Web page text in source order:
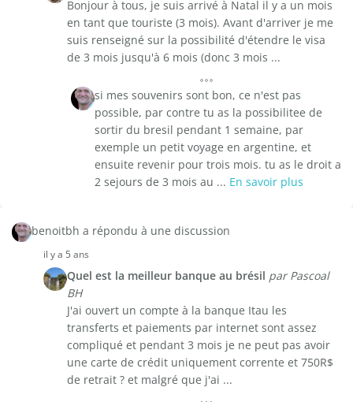
Bonjour à tous, je suis arrivé à Natal il y a un mois
en tant que touriste (3 mois). Avant d'arriver je me
suis renseigné sur la possibilité d'étendre le visa
de 3 mois jusqu'à 6 mois (donc 3 mois ...
si mes souvenirs sont bon, ce n'est pas
possible, par contre tu as la possibilitee de
sortir du bresil pendant 1 semaine, par
exemple un petit voyage en argentine, et
ensuite revenir pour trois mois. tu as le droit a
2 sejours de 3 mois au ... En savoir plus
benoitbh a répondu à une discussion
il y a 5 ans
Quel est la meilleur banque au brésil par Pascoal
BH
J'ai ouvert un compte à la banque Itau les
transferts et paiements par internet sont assez
compliqué et pendant 3 mois je ne peut pas avoir
une carte de crédit uniquement corrente et 750R$
de retrait ? et malgré que j'ai ...